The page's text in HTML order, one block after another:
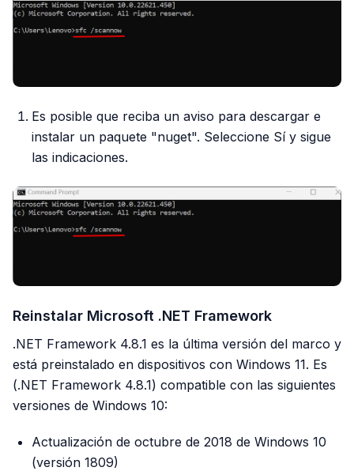
Es posible que reciba un aviso para descargar e
instalar un paquete "nuget". Seleccione Sí y sigue
las indicaciones.
Reinstalar Microsoft .NET Framework
.NET Framework 4.8.1 es la última versión del marco y
está preinstalado en dispositivos con Windows 11. Es
(.NET Framework 4.8.1) compatible con las siguientes
versiones de Windows 10:
Actualización de octubre de 2018 de Windows 10
(versión 1809)